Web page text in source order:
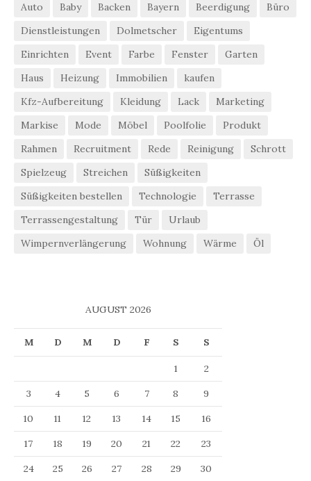
Auto Baby Backen Bayern Beerdigung
Büro
Dienstleistungen
Dolmetscher
Eigentums
Einrichten
Event Farbe Fenster
Garten
Haus
Heizung Immobilien
kaufen
Kfz-Aufbereitung
Kleidung Lack
Marketing
Markise
Mode Möbel Poolfolie
Produkt
Rahmen
Recruitment Rede Reinigung
Schrott
Spielzeug
Streichen
Süßigkeiten
Süßigkeiten bestellen
Technologie
Terrasse
Terrassengestaltung
Tür
Urlaub
Wimpernverlängerung
Wohnung Wärme Öl
AUGUST 2026
M D M D F S S
1
2
3
4 5 6 7 8
9
10
11 12 13 14 15
16
17
18 19 20 21 22
23
24
25 26 27 28 29 30